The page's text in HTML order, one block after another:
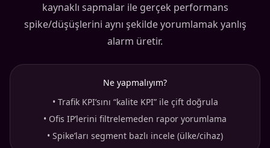
kaynaklı sapmalar ile gerçek performans
spike/düşüşlerini aynı şekilde yorumlamak yanlış
alarm üretir.
Ne yapmalıyım?
• Trafik KPI’sını “kalite KPI” ile çift doğrula
• Ofis IP’lerini filtrelemeden rapor yorumlama
• Spike’ları segment bazlı incele (ülke/cihaz)